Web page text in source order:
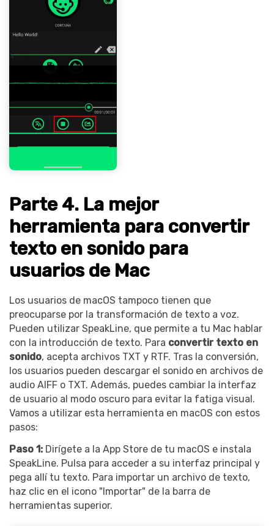
Parte 4. La mejor
herramienta para convertir
texto en sonido para
usuarios de Mac
Los usuarios de macOS tampoco tienen que
preocuparse por la transformación de texto a voz.
Pueden utilizar SpeakLine, que permite a tu Mac hablar
con la introducción de texto. Para convertir texto en
sonido, acepta archivos TXT y RTF. Tras la conversión,
los usuarios pueden descargar el sonido en archivos de
audio AIFF o TXT. Además, puedes cambiar la interfaz
de usuario al modo oscuro para evitar la fatiga visual.
Vamos a utilizar esta herramienta en macOS con estos
pasos:
Paso 1: Dirígete a la App Store de tu macOS e instala
SpeakLine. Pulsa para acceder a su interfaz principal y
pega allí tu texto. Para importar un archivo de texto,
haz clic en el icono "Importar" de la barra de
herramientas superior.